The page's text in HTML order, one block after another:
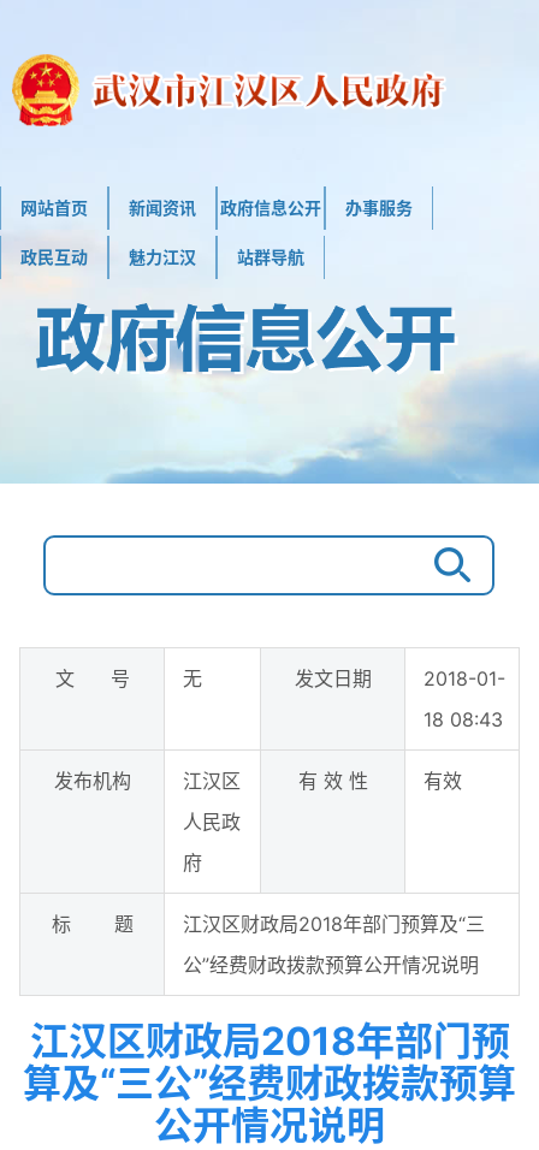
网站首页 新闻资讯 政府信息公开 办事服务
政民互动 魅力江汉 站群导航
文 号 无 发文日期
2018-01-
18 08:43
发布机构
江汉区
人民政
府
有 效 性 有效
标 题
江汉区财政局2018年部门预算及“三
公”经费财政拨款预算公开情况说明
江汉区财政局2018年部门预
算及“三公”经费财政拨款预算
公开情况说明